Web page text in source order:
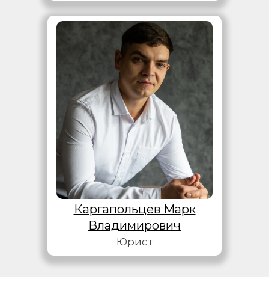
Каргапольцев Марк
Владимирович
Юрист